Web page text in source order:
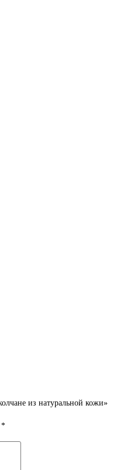
из натуральной кожи»
*